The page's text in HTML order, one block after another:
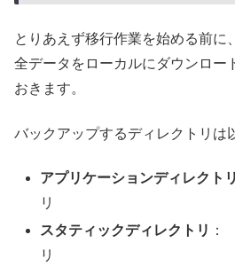
とりあえず移行作業を始める前に
全データをローカルにダウンロー
おきます。
バックアップするディレクトリは
アプリケーションディレクトリ
リ
スタティックディレクトリ ：
リ